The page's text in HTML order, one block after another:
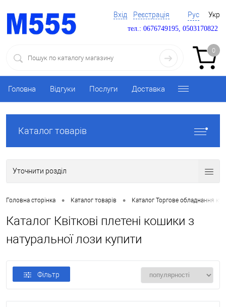
Вхід Реєстрація Рус Укр
тел.: 0676749195, 0503170822
0
Головна Відгуки Послуги Доставка
Каталог товарів
Уточнити розділ
Головна сторінка • Каталог товарів • Каталог Торгове обладнання
Каталог Квіткові плетені кошики з
натуральної лози купити
Фільтр